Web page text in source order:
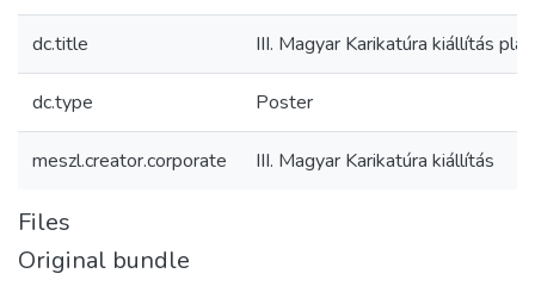
dc.title III. Magyar Karikatúra kiállítás
dc.type Poster
meszl.creator.corporate III. Magyar Karikatúra kiállítás
Files
Original bundle